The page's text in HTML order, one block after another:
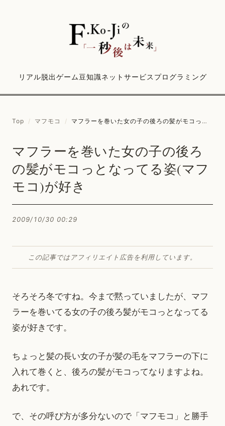
リアル脱出ゲーム豆知識ネットサービス プログラミング
Top / マフモコ / マフラーを巻いた女の子の後ろの髪がモコっとなってる姿(マフモコ)が好き
マフラーを巻いた女の子の後ろ
の髪がモコっとなってる姿(マフ
モコ)が好き
2009/10/30 00:29
この記事ではアフィリエイト広告を利用しています。
そろそろ冬ですね。今まで黙っていましたが、マフ
ラーを巻いてる女の子の後ろ髪がモコっとなってる
姿が好きです。
ちょっと髪の長い女の子が髪の毛をマフラーの下に
入れて巻くと、後ろの髪がモコってなりますよね。
あれです。
で、その呼び方が多分ないので「マフモコ」と勝手